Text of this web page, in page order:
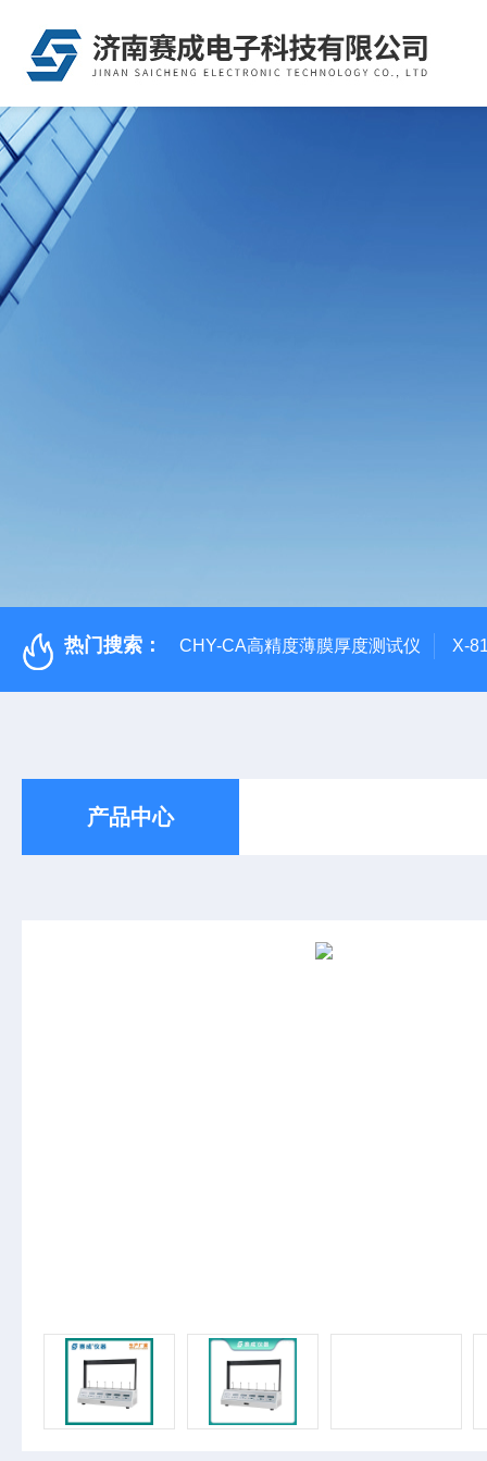
热门搜索： CHY-CA高精度薄膜厚度测试仪 X-
产品中心